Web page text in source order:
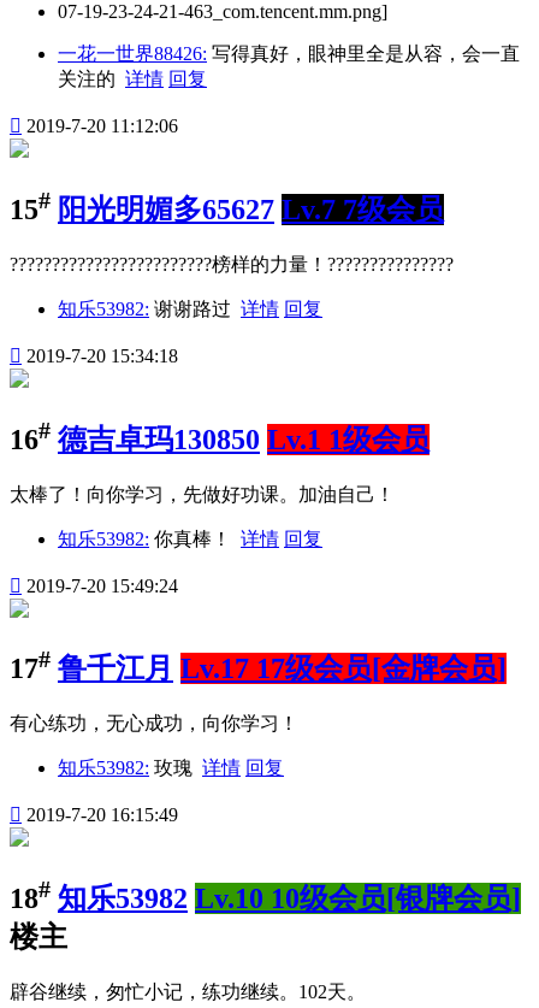
一花一世界88426: 写得真好，眼神里全是从容，会一直
关注的 详情 回复
 2019-7-20 11:12:06
15# 阳光明媚多65627 Lv.7 7级会员
????????????????????????榜样的力量！???????????????
知乐53982: 谢谢路过 详情 回复
 2019-7-20 15:34:18
16# 德吉卓玛130850 Lv.1 1级会员
太棒了！向你学习，先做好功课。加油自己！
知乐53982: 你真棒！ 详情 回复
 2019-7-20 15:49:24
17# 鲁千江月 Lv.17 17级会员[金牌会员]
有心练功，无心成功，向你学习！
知乐53982: 玫瑰 详情 回复
 2019-7-20 16:15:49
18# 知乐53982 Lv.10 10级会员[银牌会员]
楼主
辟谷继续，匆忙小记，练功继续。102天。